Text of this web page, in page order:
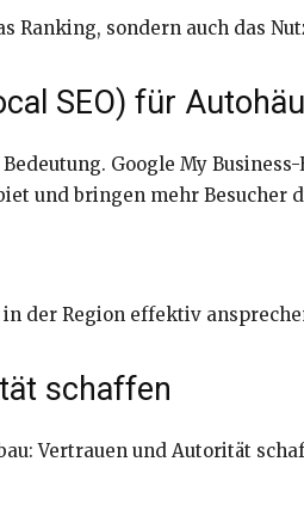
Ranking, sondern auch das
SEO) für
Google My
und bringen mehr Besucher
der Region effektiv
schaffen